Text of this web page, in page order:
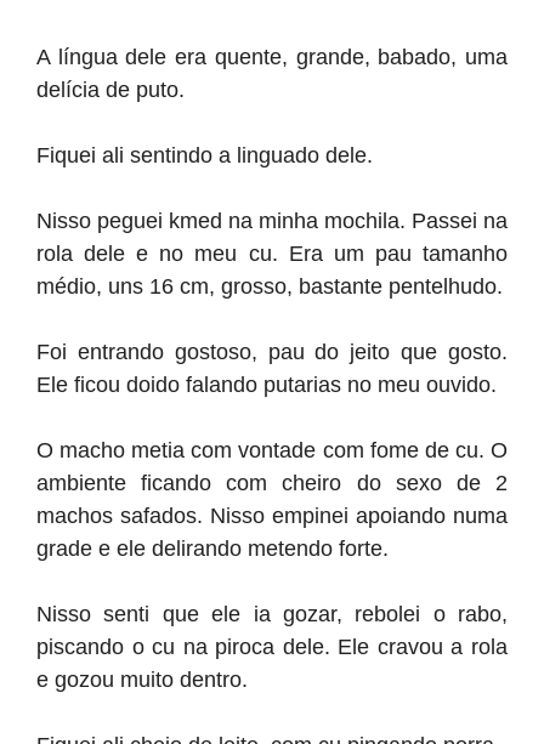
A língua dele era quente, grande, babado, uma
delícia de puto.
Fiquei ali sentindo a linguado dele.
Nisso peguei kmed na minha mochila. Passei na
rola dele e no meu cu. Era um pau tamanho
médio, uns 16 cm, grosso, bastante pentelhudo.
Foi entrando gostoso, pau do jeito que gosto.
Ele ficou doido falando putarias no meu ouvido.
O macho metia com vontade com fome de cu. O
ambiente ficando com cheiro do sexo de 2
machos safados. Nisso empinei apoiando numa
grade e ele delirando metendo forte.
Nisso senti que ele ia gozar, rebolei o rabo,
piscando o cu na piroca dele. Ele cravou a rola
e gozou muito dentro.